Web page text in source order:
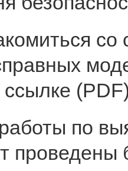
со
ссылке
по
проведены